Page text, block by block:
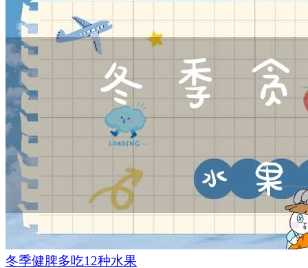
冬季健脾多吃12种水果